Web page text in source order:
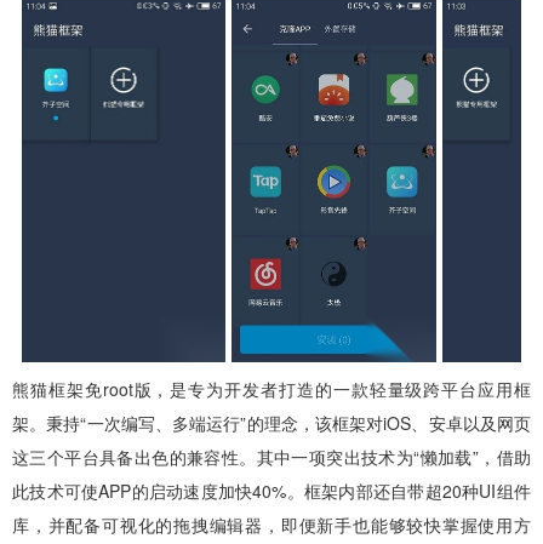
熊猫框架免root版，是专为开发者打造的一款轻量级跨平台应用框
架。秉持“一次编写、多端运行”的理念，该框架对iOS、安卓以及网页
这三个平台具备出色的兼容性。其中一项突出技术为“懒加载”，借助
此技术可使APP的启动速度加快40%。框架内部还自带超20种UI组件
库，并配备可视化的拖拽编辑器，即便新手也能够较快掌握使用方